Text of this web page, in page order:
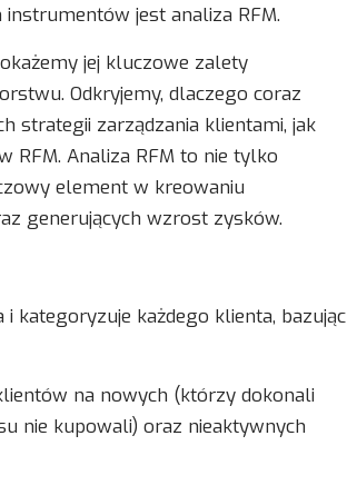
jest analiza RFM.
jej kluczowe zalety
Odkryjemy, dlaczego coraz
strategii zarządzania klientami, jak
RFM. Analiza RFM to nie tylko
element w kreowaniu
generujących wzrost zysków.
kategoryzuje każdego klienta, bazując
na nowych (którzy dokonali
nie kupowali) oraz nieaktywnych